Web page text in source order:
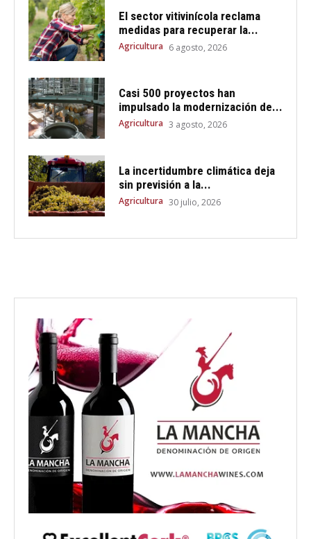
El sector vitivinícola reclama
medidas para recuperar la...
Agricultura 6 agosto, 2026
Casi 500 proyectos han
impulsado la modernización de...
Agricultura 3 agosto, 2026
La incertidumbre climática deja
sin previsión a la...
Agricultura 30 julio, 2026